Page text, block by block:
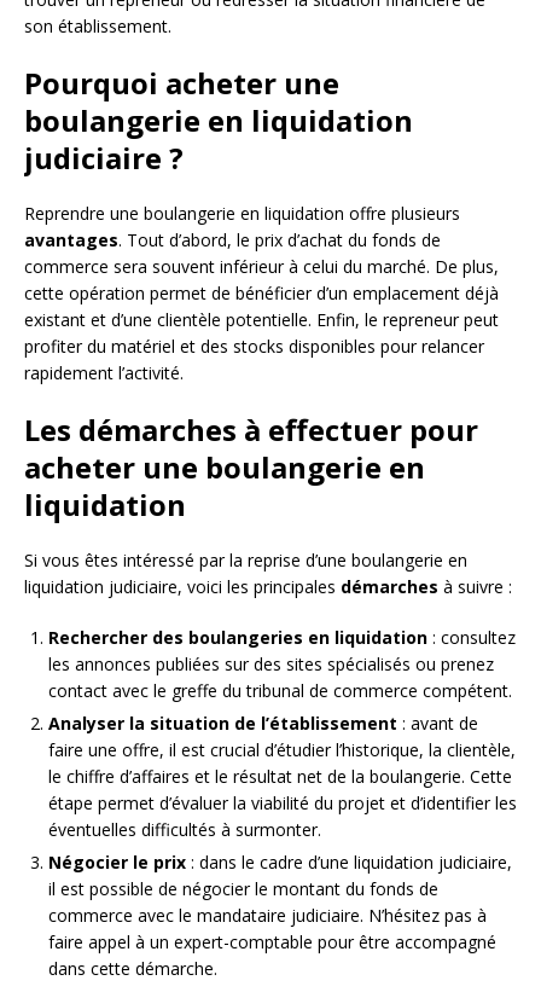
son établissement.
Pourquoi acheter une
boulangerie en liquidation
judiciaire ?
Reprendre une boulangerie en liquidation offre plusieurs
avantages. Tout d’abord, le prix d’achat du fonds de
commerce sera souvent inférieur à celui du marché. De plus,
cette opération permet de bénéficier d’un emplacement déjà
existant et d’une clientèle potentielle. Enfin, le repreneur peut
profiter du matériel et des stocks disponibles pour relancer
rapidement l’activité.
Les démarches à effectuer pour
acheter une boulangerie en
liquidation
Si vous êtes intéressé par la reprise d’une boulangerie en
liquidation judiciaire, voici les principales démarches à suivre :
Rechercher des boulangeries en liquidation : consultez
les annonces publiées sur des sites spécialisés ou prenez
contact avec le greffe du tribunal de commerce compétent.
Analyser la situation de l’établissement : avant de
faire une offre, il est crucial d’étudier l’historique, la clientèle,
le chiffre d’affaires et le résultat net de la boulangerie. Cette
étape permet d’évaluer la viabilité du projet et d’identifier les
éventuelles difficultés à surmonter.
Négocier le prix : dans le cadre d’une liquidation judiciaire,
il est possible de négocier le montant du fonds de
commerce avec le mandataire judiciaire. N’hésitez pas à
faire appel à un expert-comptable pour être accompagné
dans cette démarche.